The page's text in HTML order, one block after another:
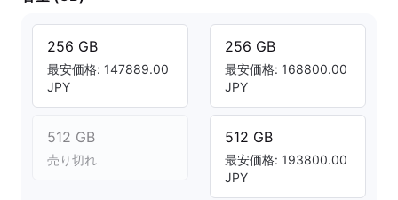
256 GB
最安価格: 147889.00
JPY
512 GB
売り切れ
256 GB
最安価格: 168800.00
JPY
512 GB
最安価格: 193800.00
JPY